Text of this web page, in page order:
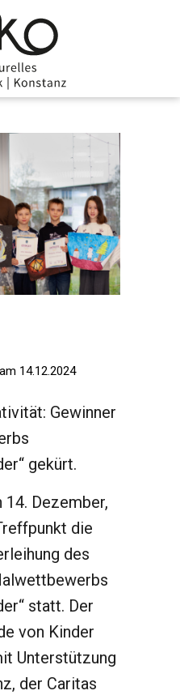
14.12.2024
Gewinner
gekürt.
14. Dezember,
die
des
statt. Der
von Kinder
Unterstützung
der Caritas